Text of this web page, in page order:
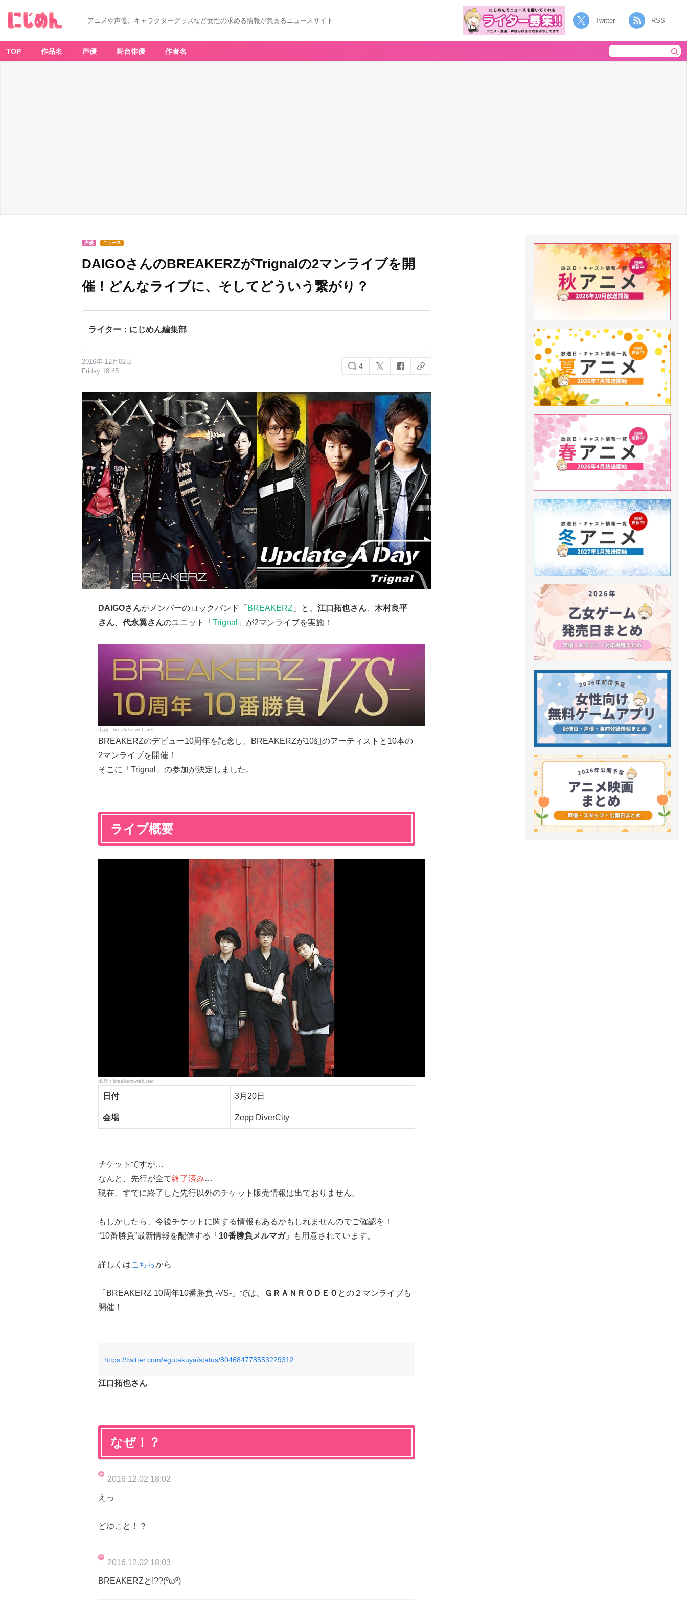
アニメや声優、キャラクターグッズなど女性の求める情報が集まるニュースサイト Twitter RSS
TOP 作品名 声優 舞台俳優 作者名
声優 ニュース
DAIGOさんのBREAKERZがTrignalの2マンライブを開
催！どんなライブに、そしてどういう繋がり？
ライター：にじめん編集部
2016年 12月02日
Friday 18:45
4
DAIGOさんがメンバーのロックバンド「 BREAKERZ 」と、 江口拓也さん
木村良平
さん
代永翼さんのユニット「 Trignal 」が2マンライブを実施！
breakerz-web.net
BREAKERZのデビュー10周年を記念し、BREAKERZが10組のアーティストと10本の
2マンライブを開催！
そこに「Trignal」の参加が決定しました。
ライブ概要
breakerz-web.net
日付 3月20日
会場 Zepp DiverCity
チケットですが…
なんと、先行が全て終了済み…
現在、すでに終了した先行以外のチケット販売情報は出ておりません。
もしかしたら、今後チケットに関する情報もあるかもしれませんのでご確認を！
“10番勝負”最新情報を配信する「 10番勝負メルマガ」も用意されています。
詳しくはこちらから
「BREAKERZ 10周年10番勝負 -VS-」では、 ＧＲＡＮＲＯＤＥＯ との２マンライブも
開催！
https://twitter.com/egutakuya/status/804684778553229312
江口拓也さん
なぜ！？
2016.12.02 18:02
えっ
どゆこと！？
2016.12.02 18:03
BREAKERZと!??(ºωº)